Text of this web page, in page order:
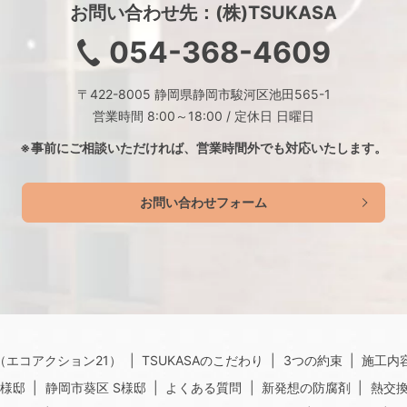
お問い合わせ先：(株)TSUKASA
054-368-4609
〒422-8005 静岡県静岡市駿河区池田565-1
営業時間 8:00～18:00 / 定休日 日曜日
※事前にご相談いただければ、 営業時間外でも対応いたします。
お問い合わせフォーム
エコアクション21） TSUKASAのこだわり 3つの約束
施工内
邸
静岡市葵区 S様邸 よくある質問 新発想の防腐剤
熱交